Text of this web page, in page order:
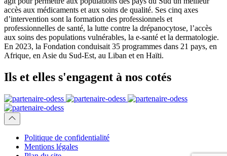
accès aux médicaments et aux soins de qualité. Ses cinq axes
d’intervention sont la formation des professionnels et
professionnelles de santé, la lutte contre la drépanocytose, l’accès
aux soins des populations vulnérables, la e-santé et la dermatologie.
En 2023, la Fondation conduisait 35 programmes dans 21 pays, en
Afrique, en Asie du Sud-Est, au Liban et en Haïti.
Ils et elles s'engagent à nos cotés
Politique de confidentialité
Mentions légales